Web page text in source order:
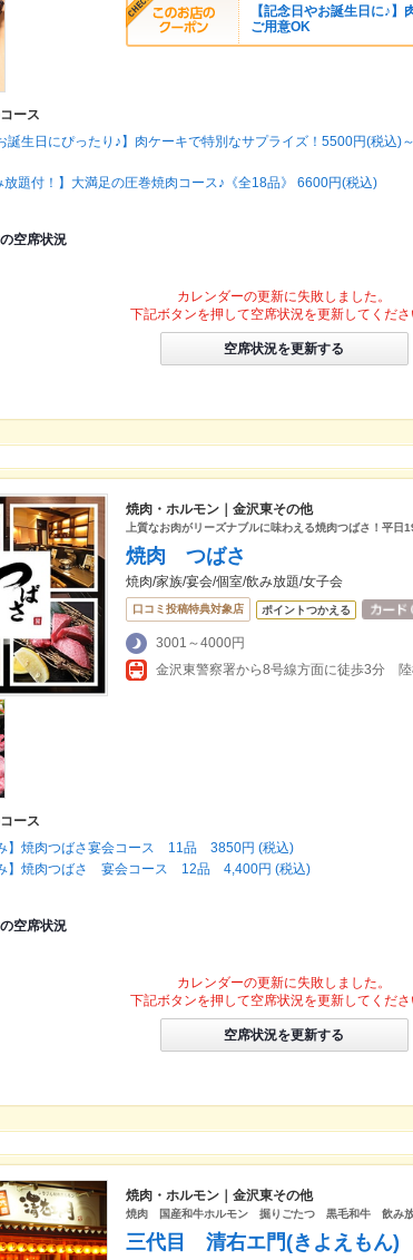
【記念日やお誕生日に♪
ご用意OK
ース
誕生日にぴったり♪】肉ケーキで特別なサプライズ！5500円(税込)
放題付！】大満足の圧巻焼肉コース♪《全18品》 6600円(税込)
空席状況
カレンダーの更新に失敗しました。
下記ボタンを押して空席状況を更新してくださ
空席状況を更新する
焼肉・ホルモン｜金沢東その他
上質なお肉がリーズナブルに味わえる焼肉つばさ！平日
焼肉 つばさ
焼肉/家族/宴会/個室/飲み放題/女子会
口コミ投稿特典対象店 ポイントつかえる
3001～4000円
金沢東警察署から8号線方面に徒歩3分
ース
み】焼肉つばさ宴会コース 11品 3850円 (税込)
み】焼肉つばさ 宴会コース 12品 4,400円 (税込)
空席状況
カレンダーの更新に失敗しました。
下記ボタンを押して空席状況を更新してくださ
空席状況を更新する
焼肉・ホルモン｜金沢東その他
焼肉 国産和牛ホルモン 掘りごたつ 黒毛和牛 飲
三代目 清右エ門(きよえもん)